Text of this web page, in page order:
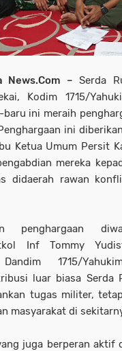
News.Com – Serda
Kodim 1715/
ini meraih
ini
Ketua Umum Persit
mereka
didaerah rawan
penghargaan
Inf Tommy
Dandim 1715/
luar biasa Serda
tugas militer,
masyarakat di
juga berperan aktif